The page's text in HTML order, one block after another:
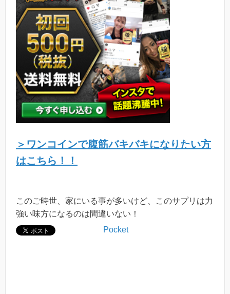
＞ワンコインで腹筋バキバキになりたい方
はこちら！！
このご時世、家にいる事が多いけど、このサプリは力
強い味方になるのは間違いない！
Pocket